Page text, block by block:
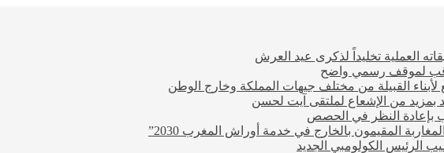
العملية تخليداً لذكرى عيد العرش
لموقف رسمي واضح
القبيلة من مختلف جيهات المملكة وخارج الوطن
بمزيد من الإشعاع لملتقى آيت لحسن
بإعادة النظر في الحصص
المقيمون بالخارج في خدمة أوراش المغرب 2030”
الرئيس الكولومبي الجديد